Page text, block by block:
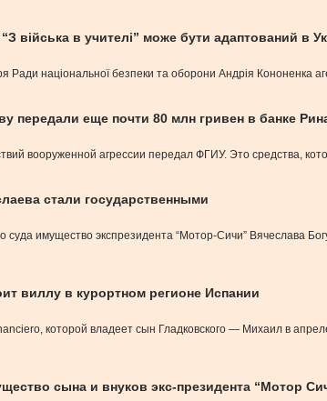
війська в учителі” може бути адаптований в
Ради національної безпеки та оборони Андрія Кононенка
передали еще почти 80 млн гривен в банке
вооруженной агрессии передал ФГИУ. Это средства,
стали государственными
имущество экспрезидента “Мотор-Сичи” Вячеслава
виллу в курортном регионе Испании
которой владеет сын Гладковского — Михаил в
сына и внуков экс-президента “Мотор